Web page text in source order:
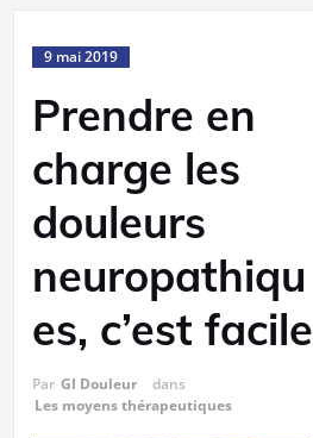
9 mai 2019
Prendre en
charge les
douleurs
neuropathiqu
es, c’est facile
Par GI Douleur
dans
Les moyens thérapeutiques